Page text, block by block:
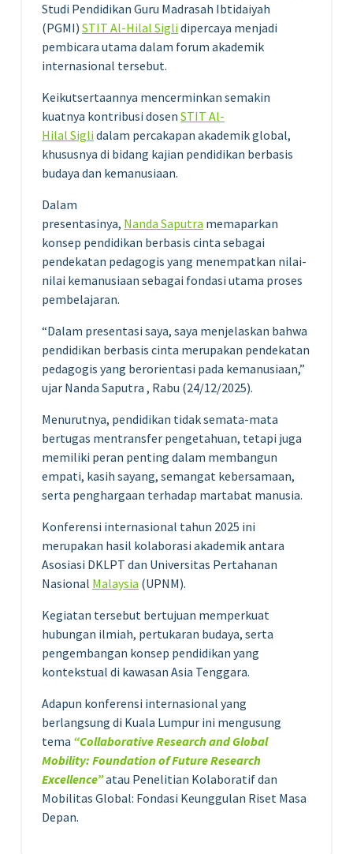
Studi Pendidikan Guru Madrasah Ibtidaiyah
(PGMI) STIT Al-Hilal Sigli dipercaya menjadi
pembicara utama dalam forum akademik
internasional tersebut.
Keikutsertaannya mencerminkan semakin
kuatnya kontribusi dosen STIT Al-
Hilal Sigli dalam percakapan akademik global,
khususnya di bidang kajian pendidikan berbasis
budaya dan kemanusiaan.
Dalam
presentasinya, Nanda Saputra memaparkan
konsep pendidikan berbasis cinta sebagai
pendekatan pedagogis yang menempatkan nilai-
nilai kemanusiaan sebagai fondasi utama proses
pembelajaran.
“Dalam presentasi saya, saya menjelaskan bahwa
pendidikan berbasis cinta merupakan pendekatan
pedagogis yang berorientasi pada kemanusiaan,”
ujar Nanda Saputra , Rabu (24/12/2025).
Menurutnya, pendidikan tidak semata-mata
bertugas mentransfer pengetahuan, tetapi juga
memiliki peran penting dalam membangun
empati, kasih sayang, semangat kebersamaan,
serta penghargaan terhadap martabat manusia.
Konferensi internasional tahun 2025 ini
merupakan hasil kolaborasi akademik antara
Asosiasi DKLPT dan Universitas Pertahanan
Nasional Malaysia (UPNM).
Kegiatan tersebut bertujuan memperkuat
hubungan ilmiah, pertukaran budaya, serta
pengembangan konsep pendidikan yang
kontekstual di kawasan Asia Tenggara.
Adapun konferensi internasional yang
berlangsung di Kuala Lumpur ini mengusung
tema “Collaborative Research and Global
Mobility: Foundation of Future Research
Excellence”atau Penelitian Kolaboratif dan
Mobilitas Global: Fondasi Keunggulan Riset Masa
Depan.